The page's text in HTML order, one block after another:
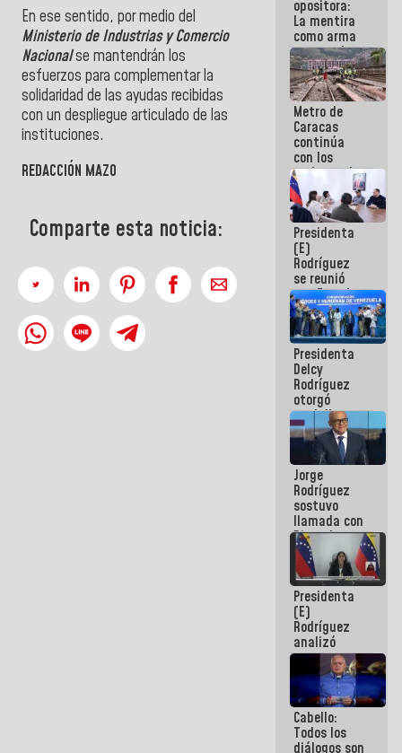
En ese sentido, por medio del
Ministerio de Industrias y Comercio
Nacionalse mantendrán los
esfuerzos para complementar la
solidaridad de las ayudas recibidas
con un despliegue articulado de las
instituciones.
REDACCIÓN MAZO
Comparte esta noticia:
opositora:
La mentira
como arma
contra el
Pueblo
Metro de
Caracas
continúa
con los
trabajos de
mantenimiento
e inspección
en la Línea 2
Presidenta
(E)
Rodríguez
se reunió
con Estado
Mayor
Eléctrico
para
abordar
planes de
acción
Presidenta
Delcy
Rodríguez
otorgó
medalla
"Héroe de
Venezuela"
a servidores
públicos
Jorge
Rodríguez
sostuvo
llamada con
Dinorah
Figuera y
acuerdan
primer
encuentro
presencial
para el
diálogo
Presidenta
(E)
Rodríguez
analizó
junto a
gobernadores
planes de
recuperación
del Sistema
Eléctrico
Cabello:
Todos los
diálogos son